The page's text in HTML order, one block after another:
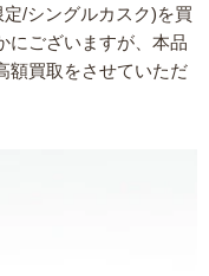
/シングルカスク)を買
にございますが、本品
額買取をさせていただ